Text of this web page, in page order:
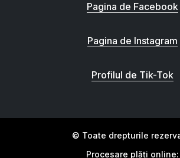
Pagina de Facebook
Pagina de Instagram
Profilul de Tik-Tok
© Toate drepturile
Procesare plăți online: